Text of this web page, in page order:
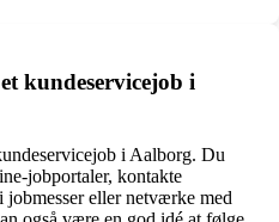
kundeservicejob i
i Aalborg. Du
jobportaler, kontakte
jobmesser eller netværke med